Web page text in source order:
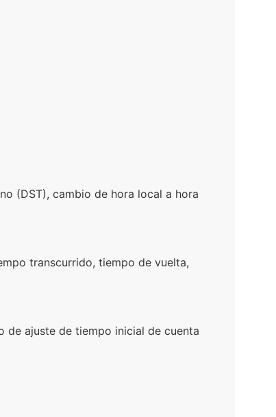
(DST), cambio de hora local a hora
transcurrido, tiempo de vuelta,
de ajuste de tiempo inicial de cuenta